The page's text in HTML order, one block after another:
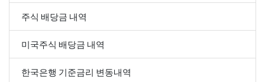
주식 배당금 내역
미국주식 배당금 내역
한국은행 기준금리 변동내역